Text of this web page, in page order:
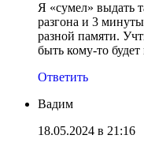
Я «сумел» выдать
разгона и 3
разной памяти.
быть кому-то будет
Ответить
Вадим
18.05.2024 в 21:16